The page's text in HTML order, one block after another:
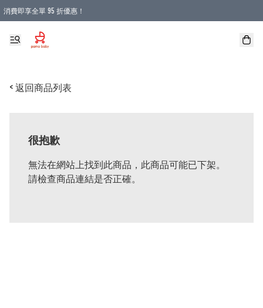
消費即享全單 95 折優惠！
購物滿 HKD 900.00即享免運費優惠！（適用於 本地送貨、本地取貨 )
< 返回商品列表
很抱歉
無法在網站上找到此商品，此商品可能已下架。
請檢查商品連結是否正確。